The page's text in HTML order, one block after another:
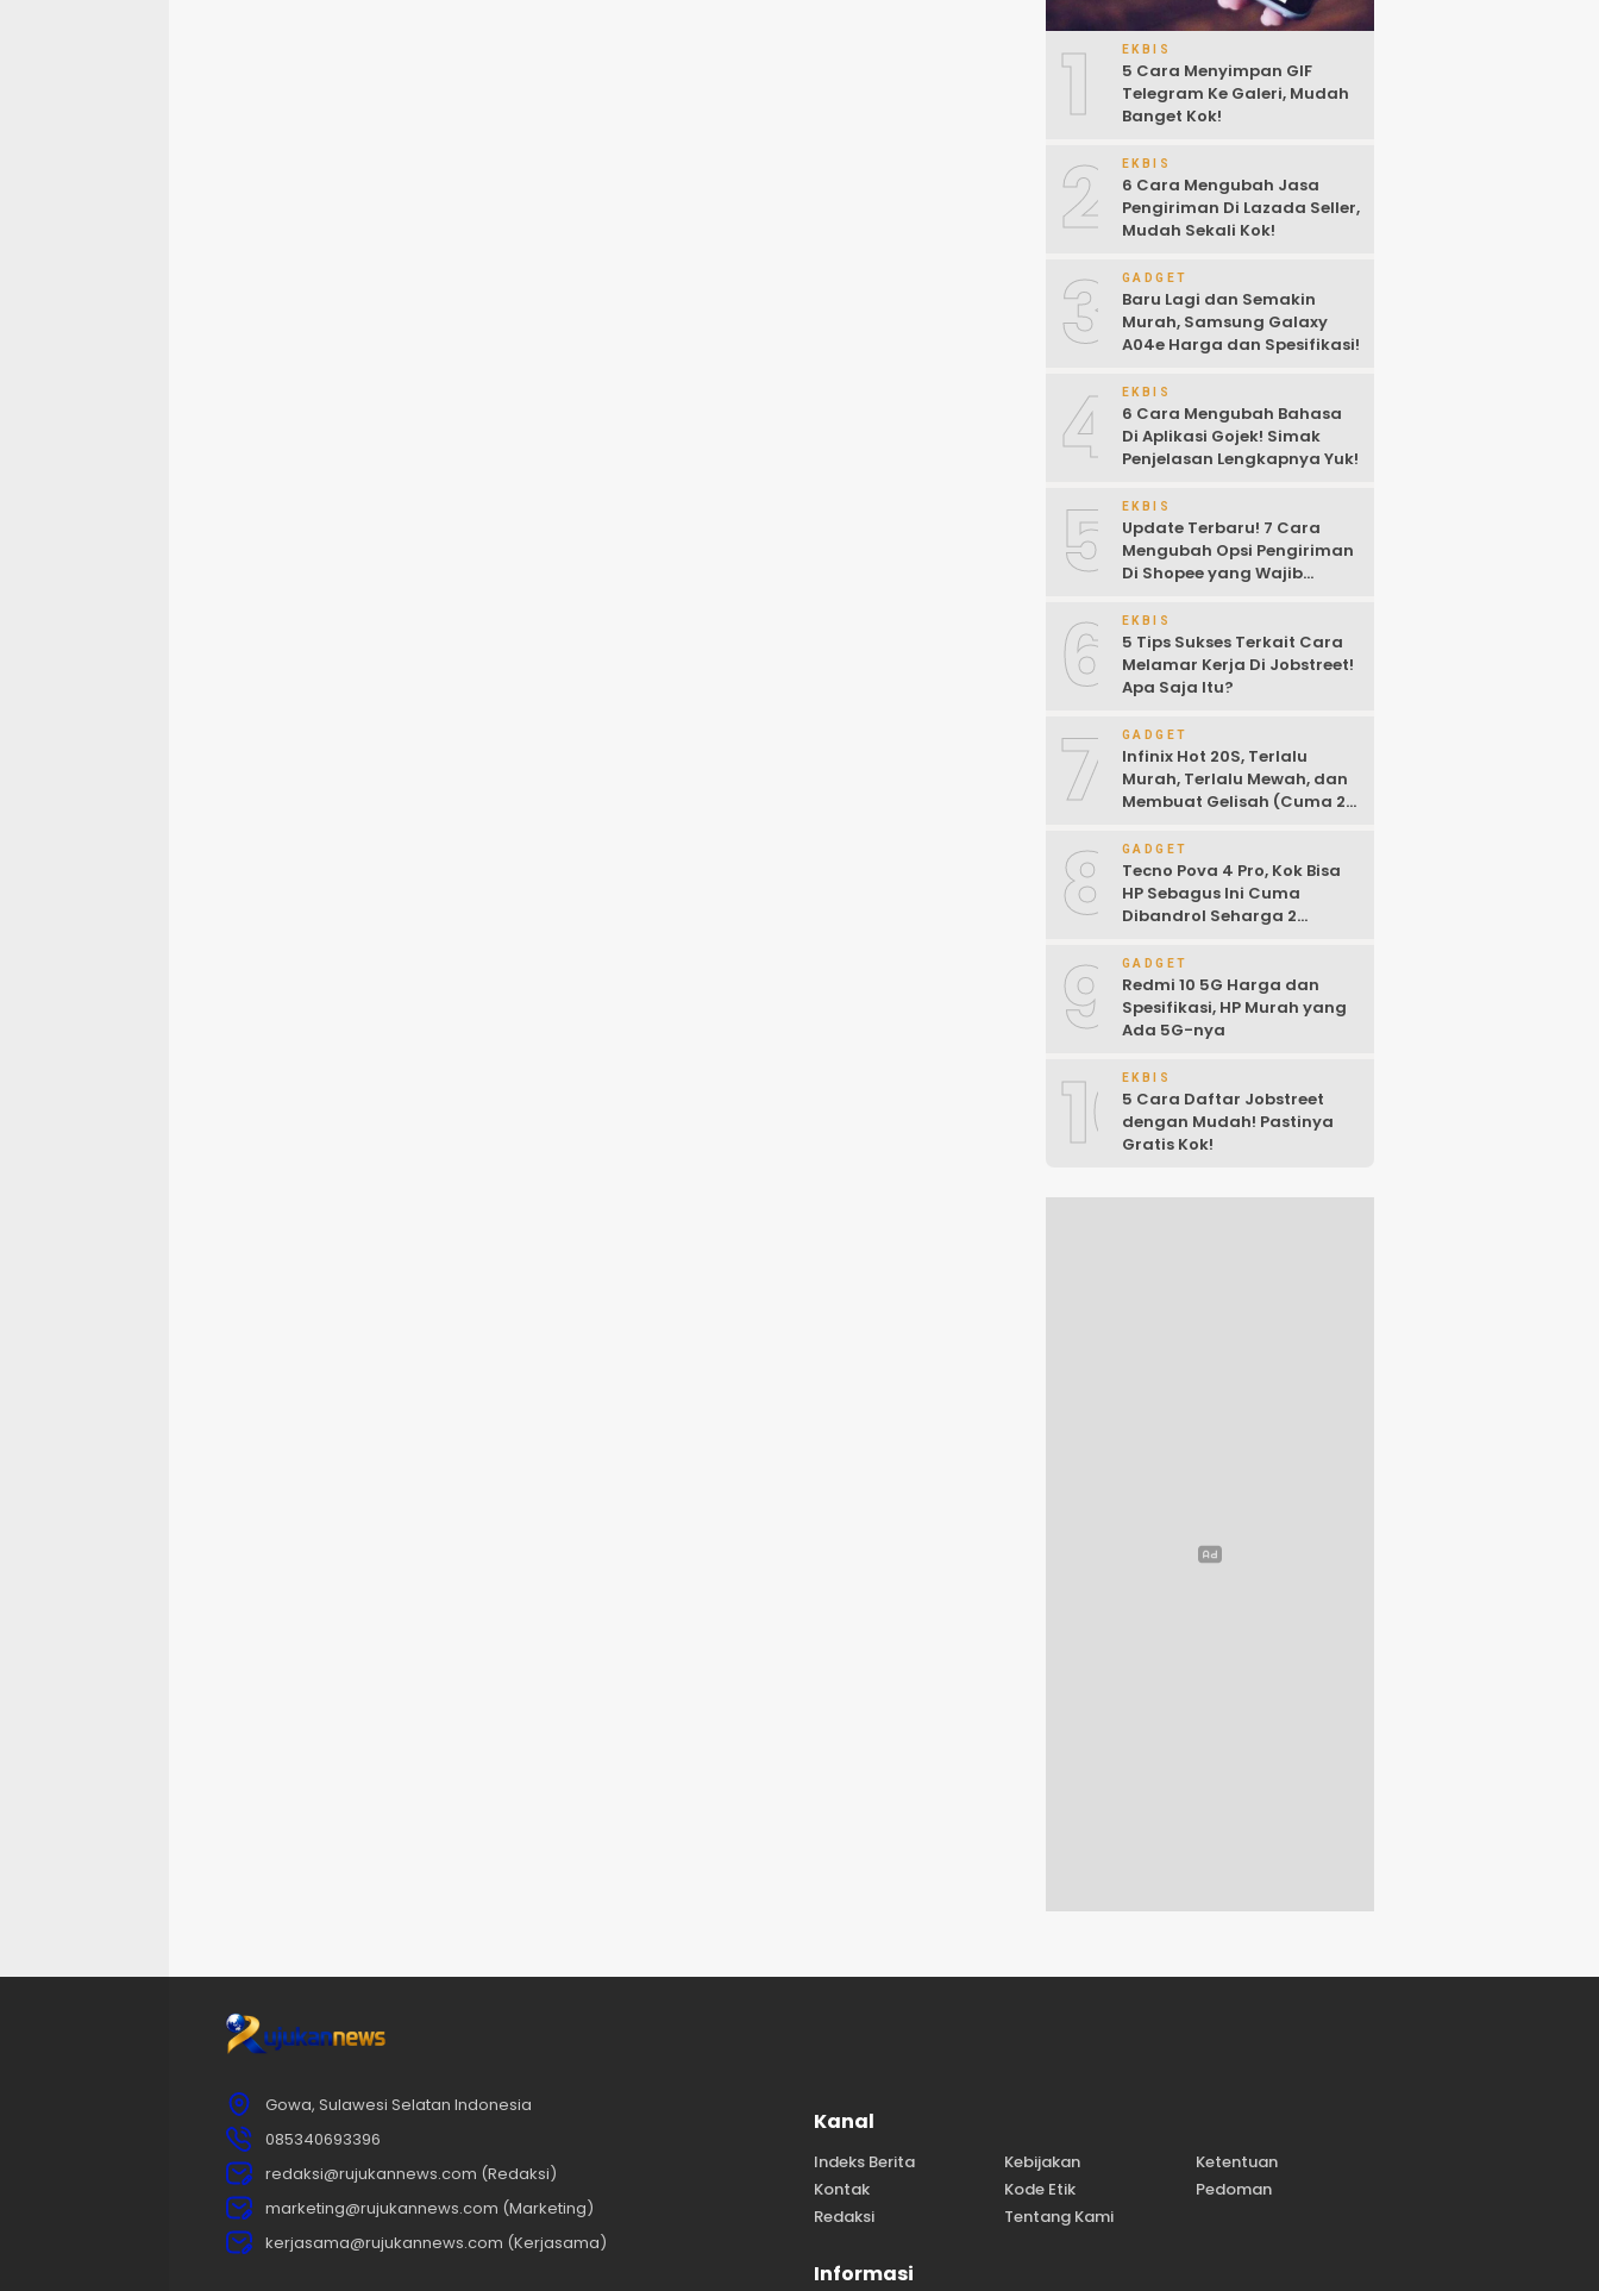
1 EKBIS
5 Cara Menyimpan GIF
Telegram Ke Galeri, Mudah
Banget Kok!
2 EKBIS
6 Cara Mengubah Jasa
Pengiriman Di Lazada Seller,
Mudah Sekali Kok!
3 GADGET
Baru Lagi dan Semakin
Murah, Samsung Galaxy
A04e Harga dan Spesifikasi!
4 EKBIS
6 Cara Mengubah Bahasa
Di Aplikasi Gojek! Simak
Penjelasan Lengkapnya Yuk!
5 EKBIS
Update Terbaru! 7 Cara
Mengubah Opsi Pengiriman
Di Shopee yang Wajib
6 EKBIS
5 Tips Sukses Terkait Cara
Melamar Kerja Di Jobstreet!
Apa Saja Itu?
7 GADGET
Infinix Hot 20S, Terlalu
Murah, Terlalu Mewah, dan
Membuat Gelisah (Cuma 2
8 GADGET
Tecno Pova 4 Pro, Kok Bisa
HP Sebagus Ini Cuma
Dibandrol Seharga 2
9 GADGET
Redmi 10 5G Harga dan
Spesifikasi, HP Murah yang
Ada 5G-nya
10EKBIS
5 Cara Daftar Jobstreet
dengan Mudah! Pastinya
Gratis Kok!
Gowa, Sulawesi Selatan Indonesia
085340693396
redaksi@rujukannews.com (Redaksi)
marketing@rujukannews.com (Marketing)
kerjasama@rujukannews.com (Kerjasama)
Kanal
Indeks Berita Kebijakan
Ketentuan
Kontak
Kode Etik
Pedoman
Redaksi
Tentang Kami
Informasi